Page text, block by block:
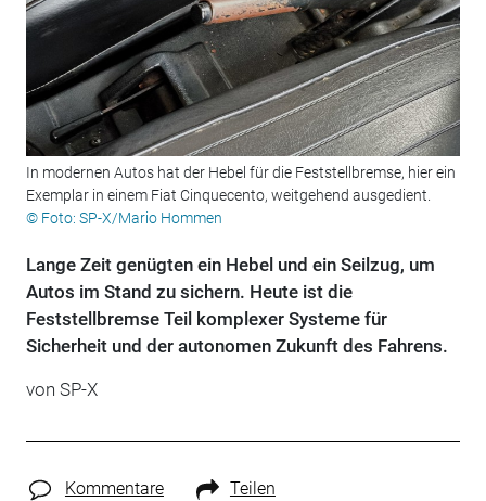
In modernen Autos hat der Hebel für die Feststellbremse, hier ein
Exemplar in einem Fiat Cinquecento, weitgehend ausgedient.
© Foto: SP-X/Mario Hommen
Lange Zeit genügten ein Hebel und ein Seilzug, um
Autos im Stand zu sichern. Heute ist die
Feststellbremse Teil komplexer Systeme für
Sicherheit und der autonomen Zukunft des Fahrens.
von SP-X
Kommentare Teilen